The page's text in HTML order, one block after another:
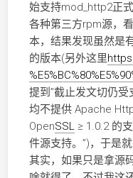
始支持mod_http2正
各种第三方rpm源，
本，结果发现虽然是
的版本(另外这里
提到”截止发文切仍受
均不提供 Apache
OpenSSL≥ 1.0.2 的
件源支持。”)，于是
其实，如果只是拿源